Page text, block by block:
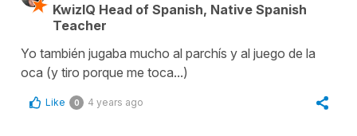
KwizIQ Head of Spanish, Native Spanish
Teacher
Yo también jugaba mucho al parchís y al juego de la
oca (y tiro porque me toca...)
Like 0 4 years ago